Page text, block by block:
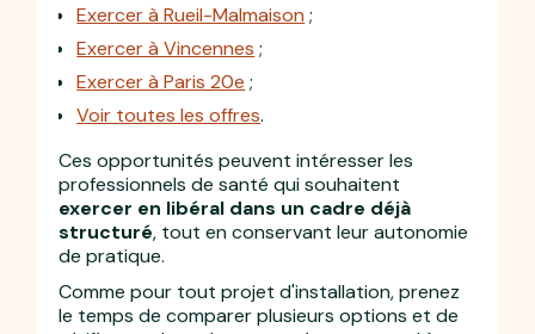
Exercer à Rueil-Malmaison ;
Exercer à Vincennes ;
Exercer à Paris 20e ;
Voir toutes les offres.
Ces opportunités peuvent intéresser les
professionnels de santé qui souhaitent
exercer en libéral dans un cadre déjà
structuré, tout en conservant leur autonomie
de pratique.
Comme pour tout projet d'installation, prenez
le temps de comparer plusieurs options et de